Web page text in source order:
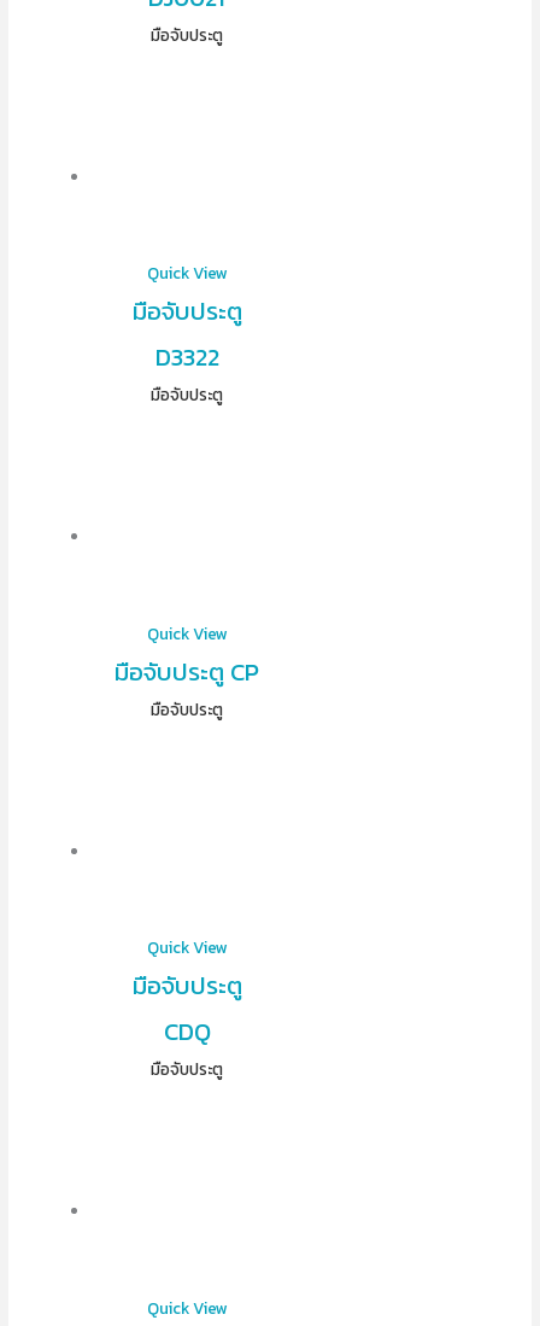
มือจับประตู
Quick View
มือจับประตู
D3322
มือจับประตู
Quick View
มือจับประตู CP
มือจับประตู
Quick View
มือจับประตู
CDQ
มือจับประตู
Quick View